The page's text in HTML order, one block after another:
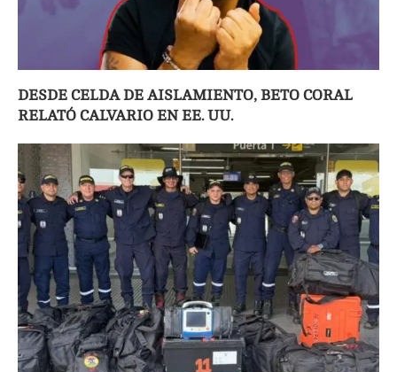
DESDE CELDA DE AISLAMIENTO, BETO CORAL
RELATÓ CALVARIO EN EE. UU.